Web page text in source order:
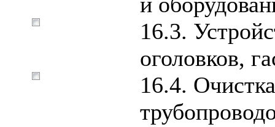
16.3.
оголовков,
16.4.